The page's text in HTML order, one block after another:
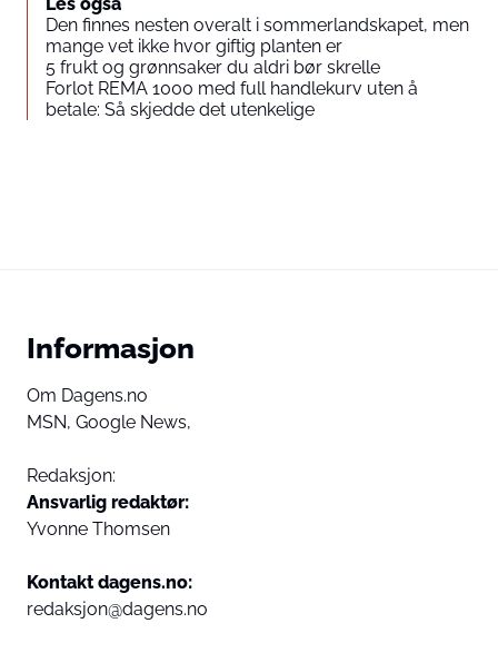
Den finnes nesten overalt i sommerlandskapet, men
mange vet ikke hvor giftig planten er
5 frukt og grønnsaker du aldri bør skrelle
Forlot REMA 1000 med full handlekurv uten å
betale: Så skjedde det utenkelige
Informasjon
Om Dagens.no
MSN, Google News,
Redaksjon:
Ansvarlig redaktør:
Yvonne Thomsen
Kontakt dagens.no:
redaksjon@dagens.no